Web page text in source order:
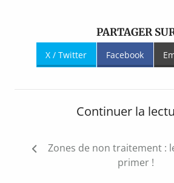
PARTAGER
X / Twitter Facebook
Continuer la
Navigation
Zones de non traitement :
primer !